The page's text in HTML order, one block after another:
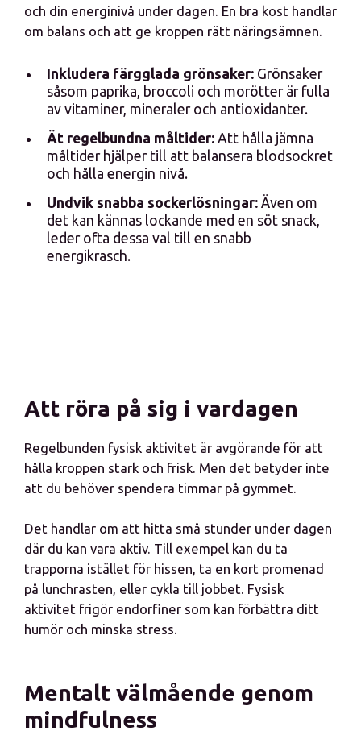
och din energinivå under dagen. En bra kost handlar
om balans och att ge kroppen rätt näringsämnen.
Inkludera färgglada grönsaker: Grönsaker
såsom paprika, broccoli och morötter är fulla
av vitaminer, mineraler och antioxidanter.
Ät regelbundna måltider: Att hålla jämna
måltider hjälper till att balansera blodsockret
och hålla energin nivå.
Undvik snabba sockerlösningar: Även om
det kan kännas lockande med en söt snack,
leder ofta dessa val till en snabb
energikrasch.
Att röra på sig i vardagen
Regelbunden fysisk aktivitet är avgörande för att
hålla kroppen stark och frisk. Men det betyder inte
att du behöver spendera timmar på gymmet.
Det handlar om att hitta små stunder under dagen
där du kan vara aktiv. Till exempel kan du ta
trapporna istället för hissen, ta en kort promenad
på lunchrasten, eller cykla till jobbet. Fysisk
aktivitet frigör endorfiner som kan förbättra ditt
humör och minska stress.
Mentalt välmående genom
mindfulness